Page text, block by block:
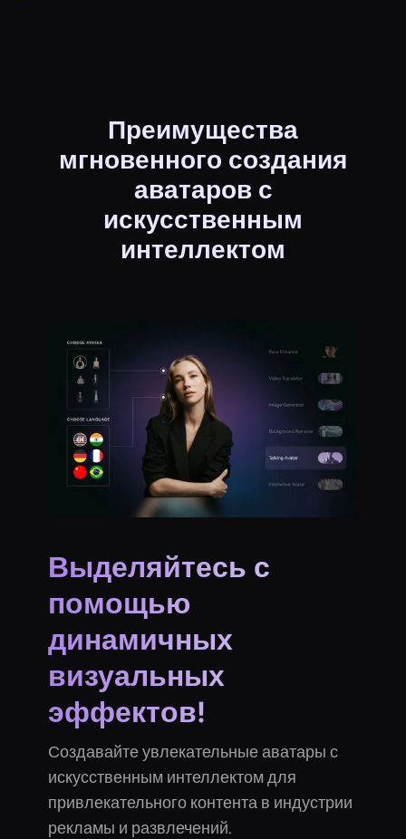
Преимущества
мгновенного создания
аватаров с
искусственным
интеллектом
Выделяйтесь с
помощью
динамичных
визуальных
эффектов!
Создавайте увлекательные аватары с
искусственным интеллектом для
привлекательного контента в индустрии
рекламы и развлечений.